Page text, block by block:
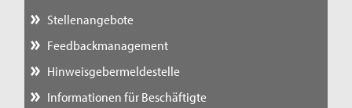
Stellenangebote
Feedbackmanagement
Hinweisgebermeldestelle
Informationen für Beschäftigte